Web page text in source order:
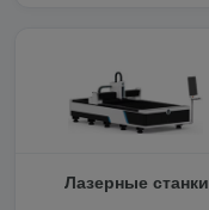
Лазерные станки